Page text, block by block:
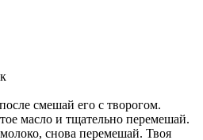
смешай его с творогом.
масло и тщательно перемешай.
снова перемешай. Твоя